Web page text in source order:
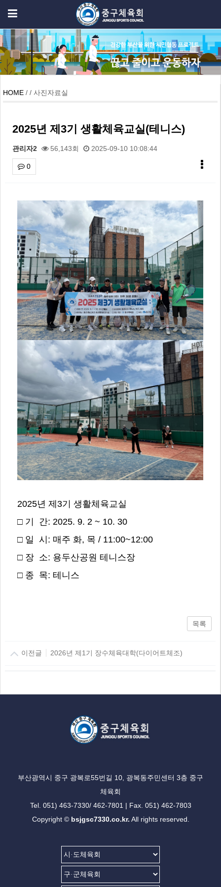
HOME / / 사진자료실
2025년 제3기 생활체육교실(테니스)
관리자2 56,143회 2025-09-10 10:08:44
0
2025년 제3기 생활체육교실
□ 기 간: 2025. 9. 2 ~ 10. 30
□ 일 시: 매주 화, 목 / 11:00~12:00
□ 장 소: 용두산공원 테니스장
□ 종 목: 테니스
목록
이전글 2026년 제1기 장수체육대학(다이어트체조)
부산광역시 중구 광복로55번길 10, 광복동주민센터 3층 중구
체육회
Tel. 051) 463-7330/ 462-7801 | Fax. 051) 462-7803
Copyright © bsjgsc7330.co.kr. All rights reserved.